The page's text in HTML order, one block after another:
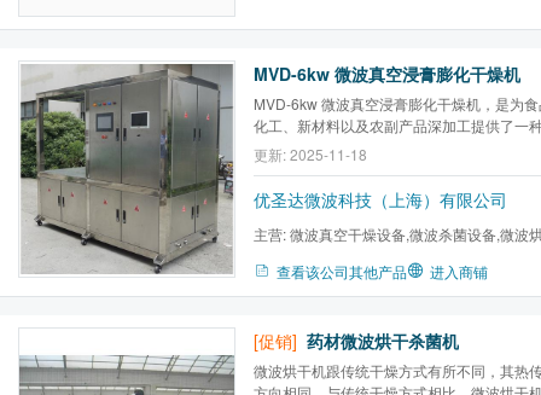
MVD-6kw 微波真空浸膏膨化干燥机
MVD-6kw 微波真空浸膏膨化干燥机，是为
化工、新材料以及农副产品深加工提供了一
干燥设备。
更新: 2025-11-18
优圣达微波科技（上海）有限公司
主营:微波真空干燥设备,微波杀菌设备,微波
查看该公司其他产品 进入商铺
[促销] 药材微波烘干杀菌机
微波烘干机跟传统干燥方式有所不同，其热